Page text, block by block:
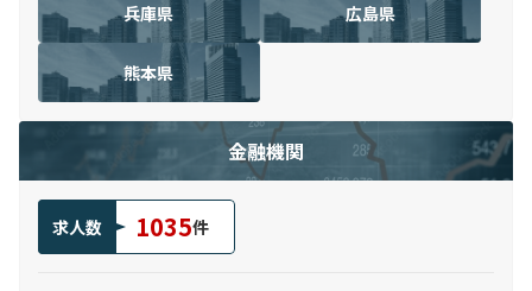
兵庫県 広島県
熊本県
金融機関
求人数 1035件